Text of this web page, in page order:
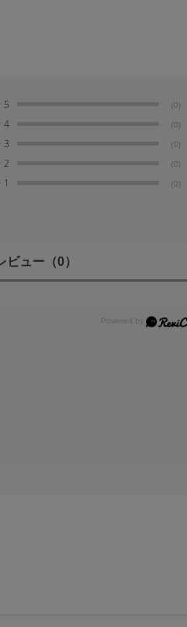
5 (0)
4 (0)
3 (0)
2 (0)
1 (0)
ビュー （0）